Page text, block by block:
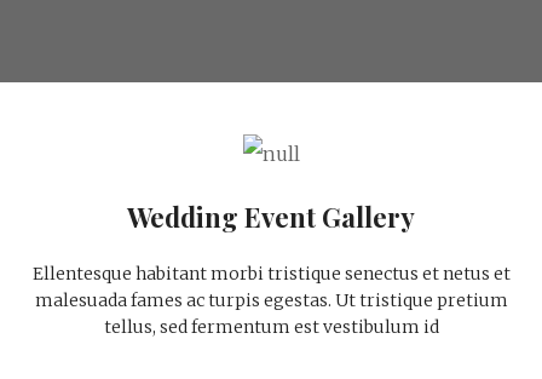
Wedding Event Gallery
Ellentesque habitant morbi tristique senectus et netus et
malesuada fames ac turpis egestas. Ut tristique pretium
tellus, sed fermentum est vestibulum id